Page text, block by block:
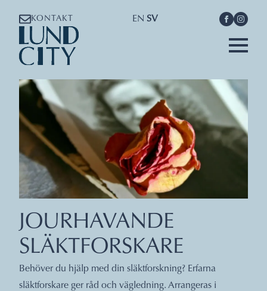
KONTAKT EN SV
JOURHAVANDE
SLÄKTFORSKARE
Behöver du hjälp med din släktforskning? Erfarna
släktforskare ger råd och vägledning. Arrangeras i